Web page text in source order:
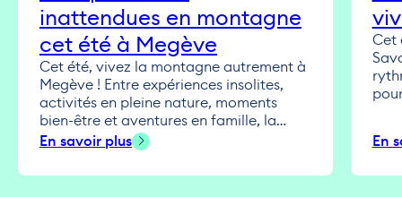
inattendues en montagne
cet été à Megève
Cet été, vivez la montagne autrement à
Megève ! Entre expériences insolites,
activités en pleine nature, moments
bien-être et aventures en famille, la
destination regorge d’idées pour
profiter pleinement des beaux jours au
grand air. Que vous soyez amateur de
En savoir plus
Cet
En